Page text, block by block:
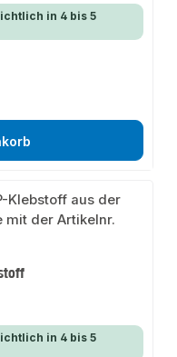
in 4 bis 5
in 4 bis 5